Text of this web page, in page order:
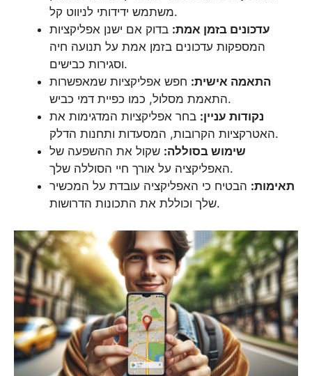
משתמש ידידותי לניווט קל.
עדכונים בזמן אמת: בדוק אם ישנן אפליקציות
המספקות עדכונים בזמן אמת על תנועה חיה
וסגירות כבישים.
התאמה אישית: חפש אפליקציות שמאפשרות
התאמת מסלול, כמו כפיית דמי כביש.
נקודות עניין: בחר אפליקציות המדגימות את
האטרקציות הקרובות, המסעדות ותחנות הדלק.
שימוש בסוללה: שקול את ההשפעה של
האפליקציה על אורך חיי הסוללה שלך.
תאימות: הבטיח כי האפליקציה עובדת על המכשיר
שלך וכוללת את התכונות הדרושות.